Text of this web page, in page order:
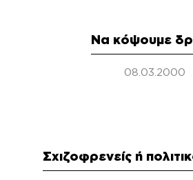
Να κόψουμε
08.03.2000
Σχιζοφρενείς ή